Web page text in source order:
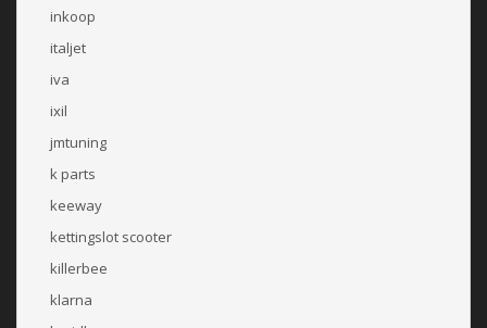
inkoop
italjet
iva
ixil
jmtuning
k parts
keeway
kettingslot scooter
killerbee
klarna